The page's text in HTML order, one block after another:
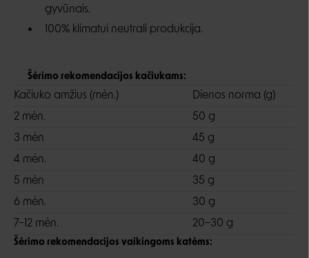
gyvūnais.
100% klimatui neutrali produkcija.
Šėrimo rekomendacijos kačiukams:
Kačiuko amžius (mėn.)
Dienos norma (g)
2 mėn.
50 g
3 mėn
45 g
4 mėn.
40 g
5 mėn
35 g
6 mėn.
30 g
7–12 mėn.
20–30 g
Šėrimo rekomendacijos vaikingoms katėms: